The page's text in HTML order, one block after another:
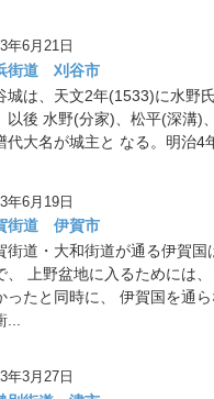
年6月21日
街道 刈谷市
城は、天文2年(1533)に水野
以後 水野(分家)、松平(深溝)
代大名が城主と なる。明治4
年6月19日
街道 伊賀市
街道・大和街道が通る伊賀
、 上野盆地に入るためには
ったと同時に、 伊賀国を通
...
年3月27日